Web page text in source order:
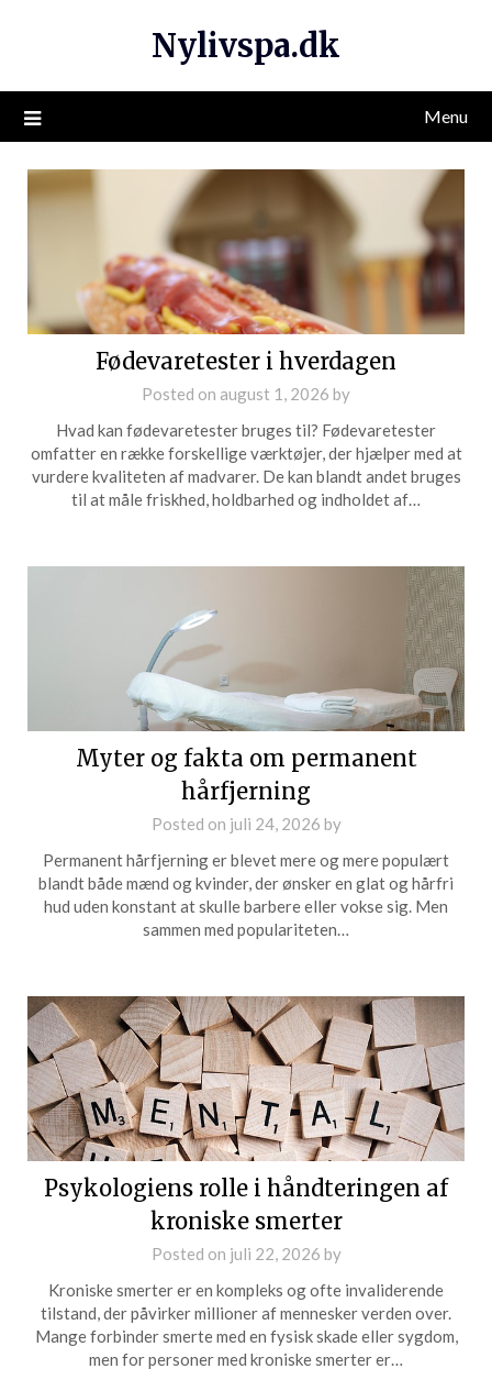
Nylivspa.dk
Menu
Fødevaretester i hverdagen
Posted on august 1, 2026 by
Hvad kan fødevaretester bruges til? Fødevaretester
omfatter en række forskellige værktøjer, der hjælper med at
vurdere kvaliteten af madvarer. De kan blandt andet bruges
til at måle friskhed, holdbarhed og indholdet af…
Myter og fakta om permanent
hårfjerning
Posted on juli 24, 2026 by
Permanent hårfjerning er blevet mere og mere populært
blandt både mænd og kvinder, der ønsker en glat og hårfri
hud uden konstant at skulle barbere eller vokse sig. Men
sammen med populariteten…
Psykologiens rolle i håndteringen af
kroniske smerter
Posted on juli 22, 2026 by
Kroniske smerter er en kompleks og ofte invaliderende
tilstand, der påvirker millioner af mennesker verden over.
Mange forbinder smerte med en fysisk skade eller sygdom,
men for personer med kroniske smerter er…